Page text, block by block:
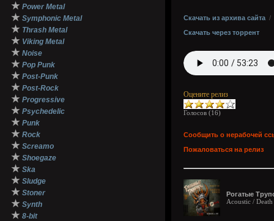
★ Power Metal
★ Symphonic Metal
★ Thrash Metal
★ Viking Metal
★ Noise
★ Pop Punk
★ Post-Punk
★ Post-Rock
★ Progressive
★ Psychedelic
★ Punk
★ Rock
★ Screamo
★ Shoegaze
★ Ska
★ Sludge
★ Stoner
★ Synth
★ 8-bit
Скачать из архива сайта /
Скачать через торрент
Оцените релиз
Голосов (16)
Сообщить о нерабочей
Пожаловаться на релиз
Рогатые
Acoustic /